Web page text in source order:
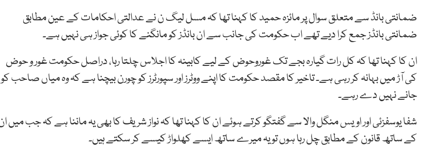
ضمانتی بانڈ سے متعلق سوال پر مائزہ حمید کا کہنا تھا کہ مسل لیگ ن نے عدالتی احکامات کے عین مطابق
ضمانتی بانڈز جمع کرا دیے تھے اب حکومت کی جانب سے ان بانڈز کو مانگنے کا کوئی جواز ہی نہیں ہے۔
ان کا کہنا تھا کہ کل رات گیارہ بجے تک غوروحوض کے لیے کابینہ کا اجلاس چلتا رہا، دراصل حکومت غور و حوض
کی آڑ میں بہانہ کر رہی ہے۔ تاخیر کا مقصد حکومت کا اپنے ووٹرز اور سپورٹرز کو چورن بیچنا ہے کہ وہ میاں صاحب کو
جانے نہیں دے رہے۔
شفا یوسفزئی اور اویس منگل والا سے گفتگو کرتے ہوئے ان کا کہنا تھا کہ نواز شریف کا بھی یہ ماننا ہے کہ جب میں
کے ساتھ قانون کے مطابق چل رہا ہوں تو یہ میرے ساتھ ایسے کھلواڑ کیسے کر سکتے ہیں۔